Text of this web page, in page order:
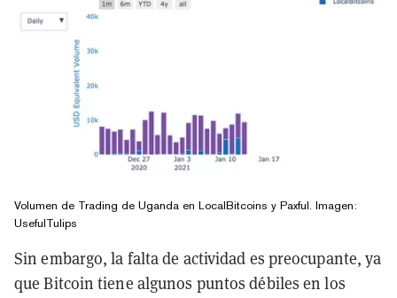
Volumen de Trading de Uganda en LocalBitcoins y Paxful. Imagen:
UsefulTulips
Sin embargo, la falta de actividad es preocupante, ya
que Bitcoin tiene algunos puntos débiles en los